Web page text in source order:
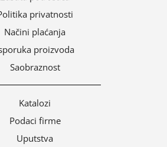
privatnosti
Načini plaćanja
proizvoda
Saobraznost
Katalozi
Podaci firme
Uputstva